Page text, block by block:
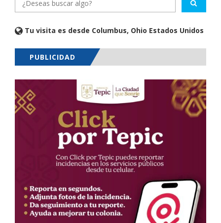
Tu visita es desde Columbus, Ohio Estados Unidos
PUBLICIDAD